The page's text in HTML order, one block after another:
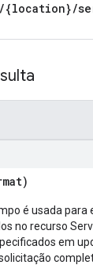
é usada para
no recurso
em